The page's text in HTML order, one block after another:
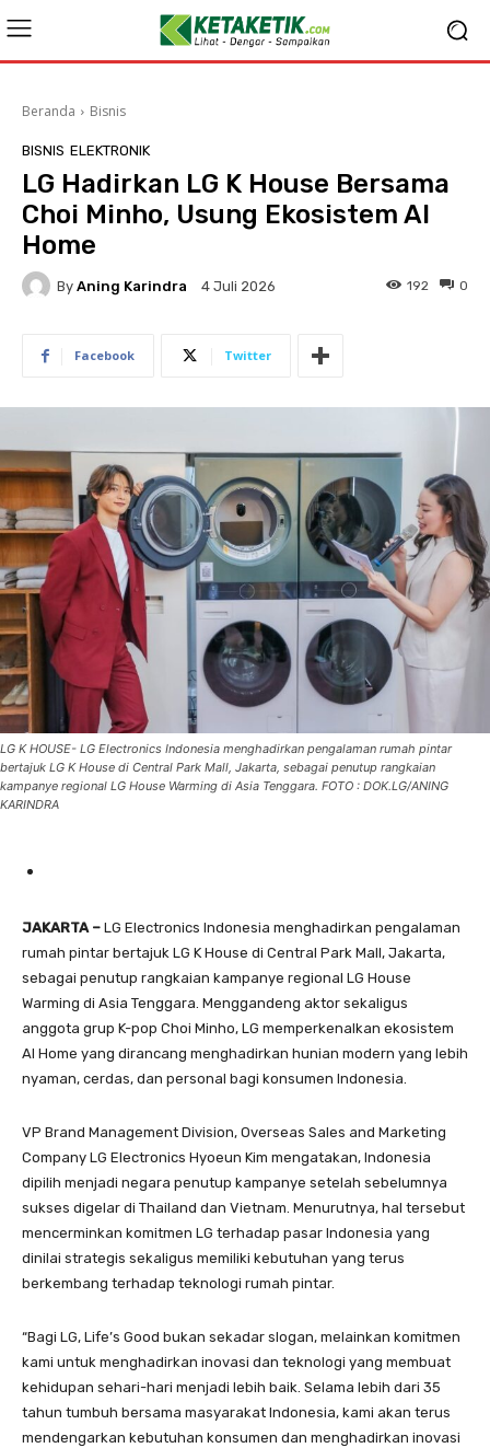
Beranda Bisnis
BISNIS ELEKTRONIK
LG Hadirkan LG K House Bersama
Choi Minho, Usung Ekosistem AI
Home
By Aning Karindra 4 Juli 2026 0
192
Facebook Twitter
LG K HOUSE- LG Electronics Indonesia menghadirkan pengalaman rumah pintar
bertajuk LG K House di Central Park Mall, Jakarta, sebagai penutup rangkaian
kampanye regional LG House Warming di Asia Tenggara. FOTO : DOK.LG/ANING
KARINDRA
JAKARTA – LG Electronics Indonesia menghadirkan pengalaman
rumah pintar bertajuk LG K House di Central Park Mall, Jakarta,
sebagai penutup rangkaian kampanye regional LG House
Warming di Asia Tenggara. Menggandeng aktor sekaligus
anggota grup K-pop Choi Minho, LG memperkenalkan ekosistem
AI Home yang dirancang menghadirkan hunian modern yang lebih
nyaman, cerdas, dan personal bagi konsumen Indonesia.
VP Brand Management Division, Overseas Sales and Marketing
Company LG Electronics Hyoeun Kim mengatakan, Indonesia
dipilih menjadi negara penutup kampanye setelah sebelumnya
sukses digelar di Thailand dan Vietnam. Menurutnya, hal tersebut
mencerminkan komitmen LG terhadap pasar Indonesia yang
dinilai strategis sekaligus memiliki kebutuhan yang terus
berkembang terhadap teknologi rumah pintar.
“Bagi LG, Life’s Good bukan sekadar slogan, melainkan komitmen
kami untuk menghadirkan inovasi dan teknologi yang membuat
kehidupan sehari-hari menjadi lebih baik. Selama lebih dari 35
tahun tumbuh bersama masyarakat Indonesia, kami akan terus
mendengarkan kebutuhan konsumen dan menghadirkan inovasi